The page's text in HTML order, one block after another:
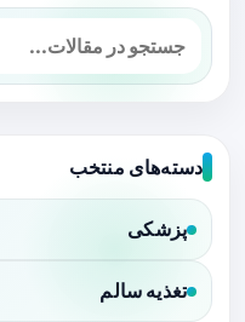
دسته‌های منتخب
پزشکی
تغذیه سالم